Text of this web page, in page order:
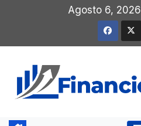
contenido
Agosto 6, 2026